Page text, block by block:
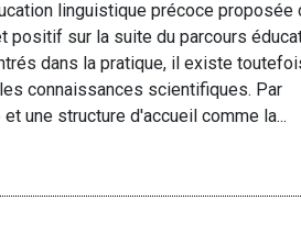
linguistique précoce proposée
positif sur la suite du parcours
dans la pratique, il existe
connaissances scientifiques. Par
une structure d'accueil comme la...